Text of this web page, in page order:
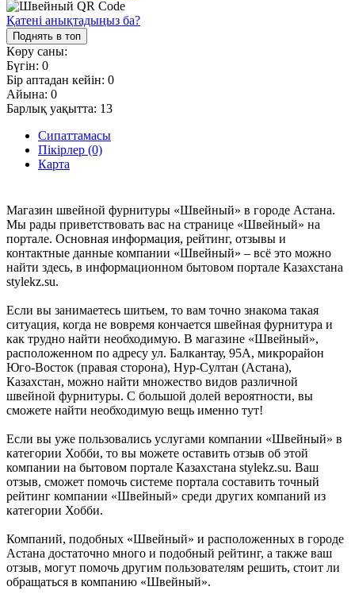
Қатені анықтадыңыз ба?
Поднять в топ
Көру саны:
Бүгін: 0
Бір аптадан кейін: 0
Айына: 0
Барлық уақытта: 13
Сипаттамасы
Пікірлер (0)
Карта
Магазин швейной фурнитуры «Швейный» в городе Астана.
Мы рады приветствовать вас на странице «Швейный» на
портале. Основная информация, рейтинг, отзывы и
контактные данные компании «Швейный» – всё это можно
найти здесь, в информационном бытовом портале Казахстана
stylekz.su.
Если вы занимаетесь шитьем, то вам точно знакома такая
ситуация, когда не вовремя кончается швейная фурнитура и
как трудно найти необходимую. В магазине «Швейный»,
расположенном по адресу ул. Балкантау, 95А, микрорайон
Юго-Восток (правая сторона), Нур-Султан (Астана),
Казахстан, можно найти множество видов различной
швейной фурнитуры. С большой долей вероятности, вы
сможете найти необходимую вещь именно тут!
Если вы уже пользовались услугами компании «Швейный» в
категории Хобби, то вы можете оставить отзыв об этой
компании на бытовом портале Казахстана stylekz.su. Ваш
отзыв, сможет помочь системе портала составить точный
рейтинг компании «Швейный» среди других компаний из
категории Хобби.
Компаний, подобных «Швейный» и расположенных в городе
Астана достаточно много и подобный рейтинг, а также ваш
отзыв, могут помочь другим пользователям решить, стоит ли
обращаться в компанию «Швейный».